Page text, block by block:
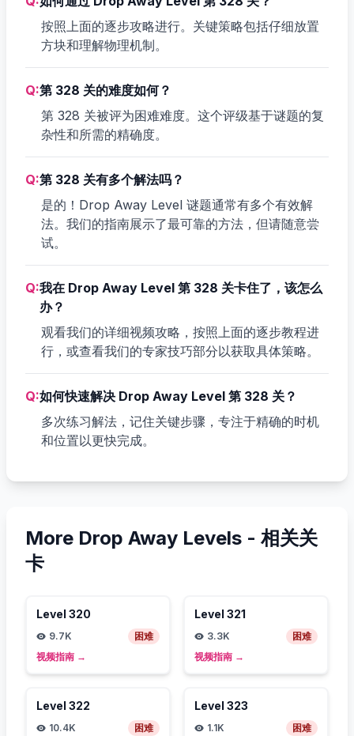
按照上面的逐步攻略进行。关键策略包括仔细放置
方块和理解物理机制。
Q:第 328 关的难度如何？
第 328 关被评为困难难度。这个评级基于谜题的复
杂性和所需的精确度。
Q:第 328 关有多个解法吗？
是的！Drop Away Level 谜题通常有多个有效解
法。我们的指南展示了最可靠的方法，但请随意尝
试。
Q:我在 Drop Away Level 第 328 关卡住了，该怎么
办？
观看我们的详细视频攻略，按照上面的逐步教程进
行，或查看我们的专家技巧部分以获取具体策略。
Q:如何快速解决 Drop Away Level 第 328 关？
多次练习解法，记住关键步骤，专注于精确的时机
和位置以更快完成。
More Drop Away Levels - 相关关
卡
Level 320
9.7K
困难
视频指南 →
Level 321
3.3K
困难
视频指南 →
Level 322
10.4K
困难
Level 323
1.1K
困难